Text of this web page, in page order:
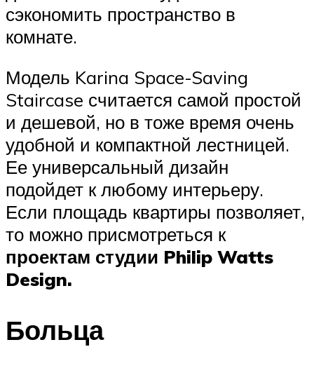
сэкономить пространство в
комнате.
Модель Karina Space-Saving
Staircase считается самой простой
и дешевой, но в тоже время очень
удобной и компактной лестницей.
Ее универсальный дизайн
подойдет к любому интерьеру.
Если площадь квартиры позволяет,
то можно присмотреться к
проектам студии Philip Watts
Design.
Больца